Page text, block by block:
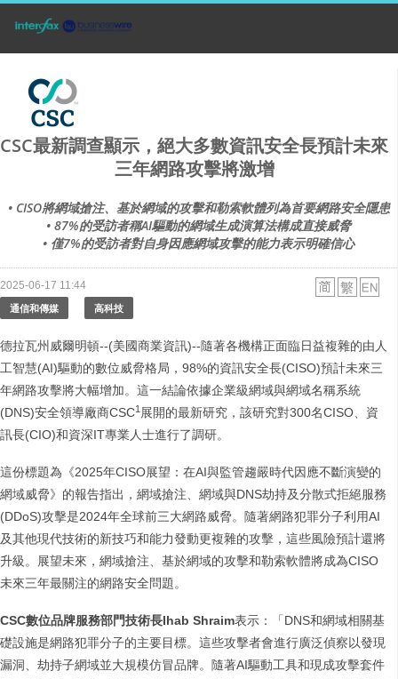
CSC最新調查顯示，絕大多數資訊安全長預計未來
三年網路攻擊將激增
• CISO將網域搶注、基於網域的攻擊和勒索軟體列為首要網路安全隱患
• 87%的受訪者稱AI驅動的網域生成演算法構成直接威脅
• 僅7%的受訪者對自身因應網域攻擊的能力表示明確信心
2025-06-17 11:44
通信和傳媒 高科技
德拉瓦州威爾明頓--(美國商業資訊)--隨著各機構正面臨日益複雜的由人
工智慧(AI)驅動的數位威脅格局，98%的資訊安全長(CISO)預計未來三
年網路攻擊將大幅增加。這一結論依據企業級網域與網域名稱系統
(DNS)安全領導廠商CSC1 展開的最新研究，該研究對300名CISO、資
訊長(CIO)和資深IT專業人士進行了調研。
這份標題為《2025年CISO展望：在AI與監管趨嚴時代因應不斷演變的
網域威脅》的報告指出，網域搶注、網域與DNS劫持及分散式拒絕服務
(DDoS)攻擊是2024年全球前三大網路威脅。隨著網路犯罪分子利用AI
及其他現代技術的新技巧和能力發動更複雜的攻擊，這些風險預計還將
升級。展望未來，網域搶注、基於網域的攻擊和勒索軟體將成為CISO
未來三年最關注的網路安全問題。
CSC數位品牌服務部門技術長Ihab Shraim表示：「DNS和網域相關基
礎設施是網路犯罪分子的主要目標。這些攻擊者會進行廣泛偵察以發現
漏洞、劫持子網域並大規模仿冒品牌。隨著AI驅動工具和現成攻擊套件